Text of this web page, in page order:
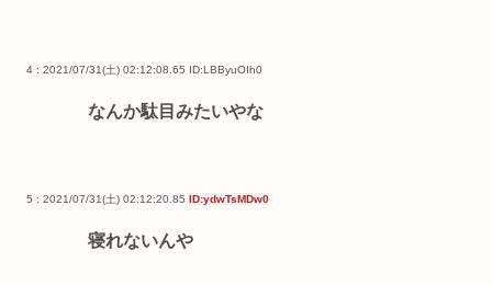
4 : 2021/07/31(土) 02:12:08.65 ID:LBByuOIh0
なんか駄目みたいやな
5 : 2021/07/31(土) 02:12:20.85 ID:ydwTsMDw0
寝れないんや